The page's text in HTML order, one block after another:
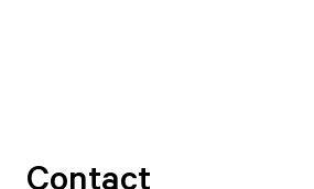
Contact